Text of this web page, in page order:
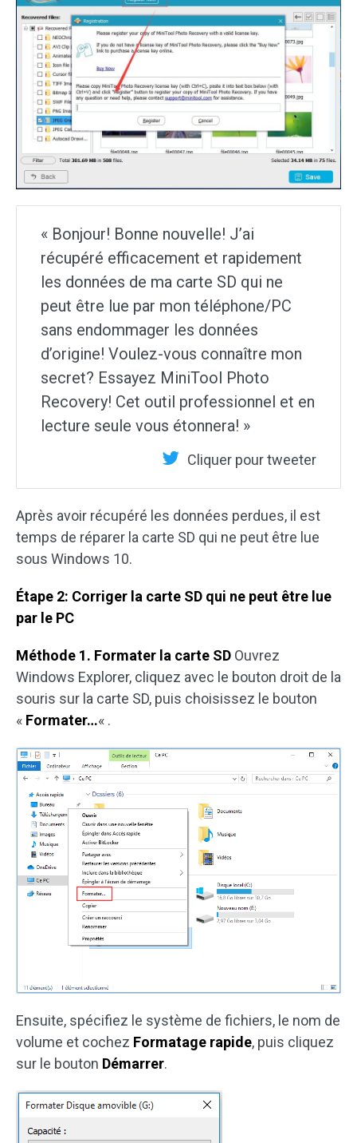
« Bonjour! Bonne nouvelle! J’ai
récupéré efficacement et rapidement
les données de ma carte SD qui ne
peut être lue par mon téléphone/PC
sans endommager les données
d’origine! Voulez-vous connaître mon
secret? Essayez MiniTool Photo
Recovery! Cet outil professionnel et en
lecture seule vous étonnera! »
Cliquer pour tweeter
Après avoir récupéré les données perdues, il est
temps de réparer la carte SD qui ne peut être lue
sous Windows 10.
Étape 2: Corriger la carte SD qui ne peut être lue
par le PC
Méthode 1. Formater la carte SD Ouvrez
Windows Explorer, cliquez avec le bouton droit de la
souris sur la carte SD, puis choisissez le bouton
« Formater…« .
Ensuite, spécifiez le système de fichiers, le nom de
volume et cochez Formatage rapide, puis cliquez
sur le bouton Démarrer.